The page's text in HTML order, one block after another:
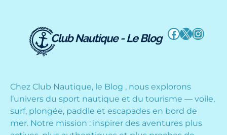
Facebook
X
Chez Club Nautique, le Blog , nous explorons
l’univers du sport nautique et du tourisme — voile,
surf, plongée, paddle et escapades en bord de
mer. Notre mission : inspirer des aventures plus